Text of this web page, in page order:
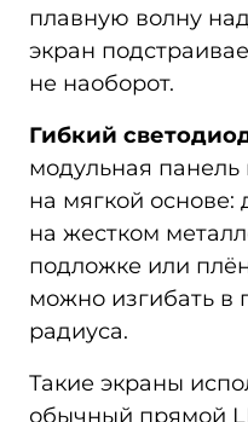
плавную волну
экран
не наоборот.
Гибкий
модульная
на мягкой
на жестком
подложке или
можно изгибать в
радиуса.
Такие экраны
обычный прямой